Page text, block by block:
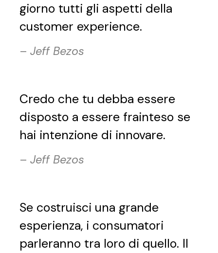
giorno tutti gli aspetti della
customer experience.
– Jeff Bezos
Credo che tu debba essere
disposto a essere frainteso se
hai intenzione di innovare.
– Jeff Bezos
Se costruisci una grande
esperienza, i consumatori
parleranno tra loro di quello. Il